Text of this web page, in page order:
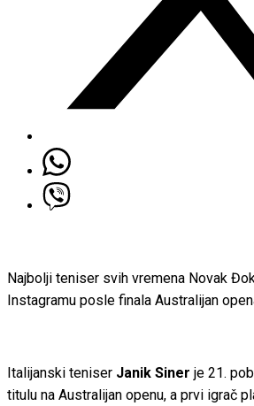
Najbolji teniser svih vremena Novak
Instagramu posle finala Australijan
Italijanski teniser Janik Siner je 21.
titulu na Australijan openu, a prvi igrač